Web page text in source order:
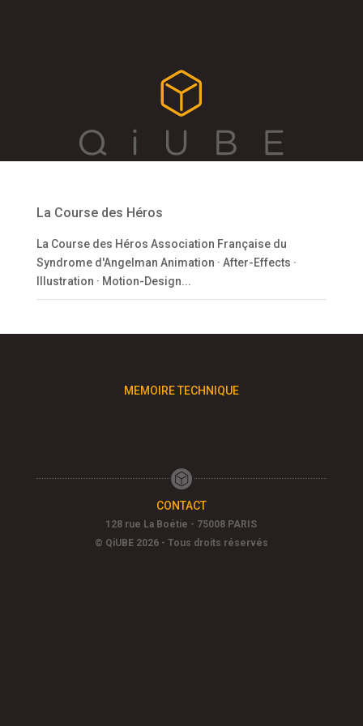
La Course des Héros
La Course des Héros Association Française du
Syndrome d'Angelman Animation · After-Effects ·
Illustration · Motion-Design...
MEMOIRE TECHNIQUE
CONTACT
128 rue La Boétie - 75008 PARIS
© QiUBE 2026 - Tous droits réservés